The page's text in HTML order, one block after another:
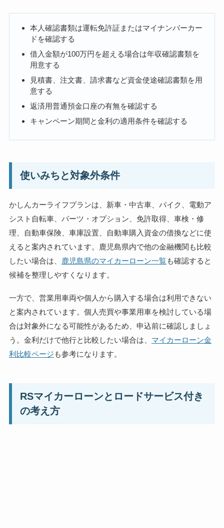
本人確認書類は運転免許証またはマイナンバーカー
ドを確認する
借入金額が100万円を超える場合は年収確認書類を
用意する
見積書、注文書、請求書など資金使途確認書類を用
意する
返済用普通預金口座の有無を確認する
キャンペーン期間と金利の適用条件を確認する
使いみちと対象外条件
かしんカーライフプランは、新車・中古車、バイク、電動ア
シスト自転車、パーツ・オプション、免許取得、車検・修
理、自動車保険、車庫設置、自動車購入資金の借換などに使
えると案内されています。鹿児島県内で他の金融機関も比較
したい場合は、
鹿児島県のマイカーローン一覧も確認すると
候補を整理しやすくなります。
一方で、営業用車両や個人から購入する場合は利用できない
と案内されています。個人売買や事業用車を検討している場
合は対象外になる可能性があるため、申込前に確認しましょ
う。金利だけで他行と比較したい場合は、 マイカーローン金
利比較ページ も参考になります。
RSマイカーローンとロードサービス付き
の考え方